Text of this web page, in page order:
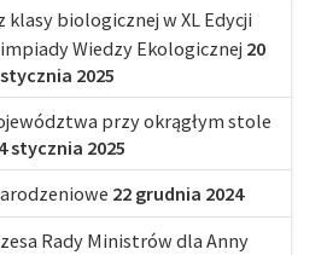
klasy biologicznej w XL Edycji
Wiedzy Ekologicznej 20
stycznia 2025
przy okrągłym stole
stycznia 2025
22 grudnia 2024
Rady Ministrów dla Anny